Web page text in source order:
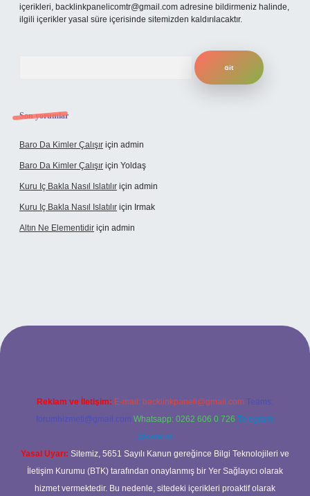
içerikleri, backlinkpanelicomtr@gmail.com adresine bildirmeniz halinde,
ilgili içerikler yasal süre içerisinde sitemizden kaldırılacaktır.
Son yorumlar
Baro Da Kimler Çalışır için admin
Baro Da Kimler Çalışır için Yoldaş
Kuru Iç Bakla Nasıl Islatılır için admin
Kuru Iç Bakla Nasıl Islatılır için Irmak
Altın Ne Elementidir için admin
Reklam ve İletişim: E-mail: backlinkpaneli@gmail.com Teams:
forumhizmeti@gmail.com Whatsapp: 0262 606 0 726 Telegram:
@karabul
Yasal Uyarı: Sitemiz, 5651 Sayılı Kanun gereğince Bilgi Teknolojileri ve
İletişim Kurumu (BTK) tarafından onaylanmış bir Yer Sağlayıcı olarak
hizmet vermektedir. Bu nedenle, sitedeki içerikleri proaktif olarak